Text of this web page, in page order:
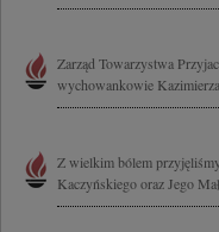
Zarząd Towarzystwa
wychowankowie
Z wielkim bólem
Kaczyńskiego oraz Jego